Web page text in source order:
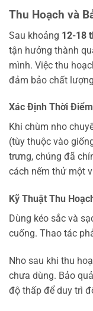
Thu Hoạch và
Sau khoảng 12-18
tận hưởng thành
mình. Việc thu
đảm bảo chất
Xác Định Thời
Khi chùm nho
(tùy thuộc vào
trưng, chúng đã
cách nếm thử một
Kỹ Thuật Thu
Dùng kéo sắc và
cuống. Thao tác
Nho sau khi thu
chưa dùng. Bảo
độ thấp để duy trì